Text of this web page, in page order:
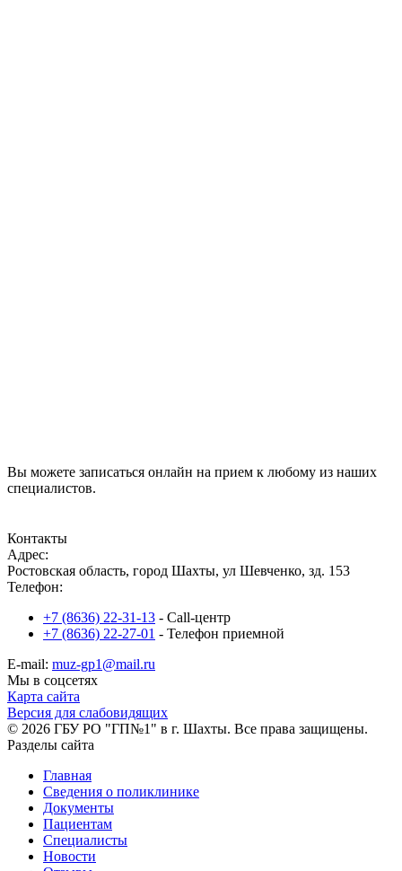
Вы можете записаться онлайн на прием к любому из наших
специалистов.
Контакты
Адрес:
Ростовская область, город Шахты, ул Шевченко, зд. 153
Телефон:
+7 (8636) 22-31-13 - Call-центр
+7 (8636) 22-27-01 - Телефон приемной
E-mail: muz-gp1@mail.ru
Мы в соцсетях
Карта сайта
Версия для слабовидящих
© 2026 ГБУ РО "ГП№1" в г. Шахты. Все права защищены.
Разделы сайта
Главная
Сведения о поликлинике
Документы
Пациентам
Специалисты
Новости